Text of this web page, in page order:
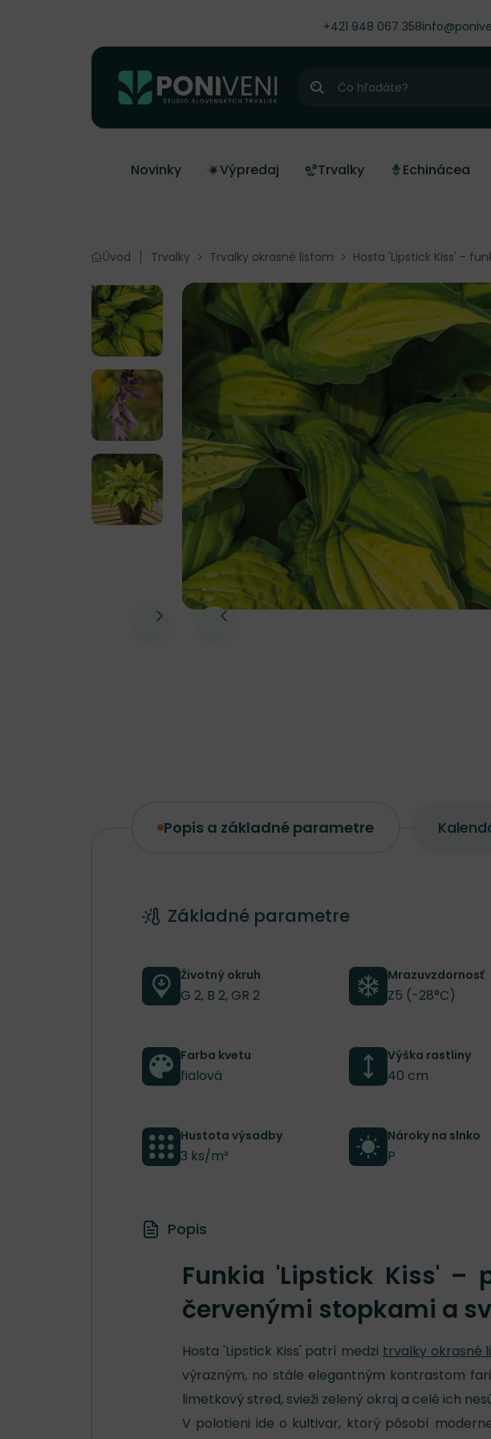
+421 948 067 358
Hľadať
Novinky Výpredaj Trvalky Echinácea
Úvod Trvalky Trvalky okrasné listom Hosta 'Lipstick Kiss' -
Popis a základné parametre
Popis a základné parametre
Základné parametre
Životný okruh
G 2, B 2, GR 2
Mrazuvzdornosť
Z5 (-28°C)
Farba kvetu
fialová
Výška rastliny
40 cm
Hustota výsadby
3 ks/m²
Nároky na slnko
P
Popis
Funkia 'Lipstick Kiss' –
červenými stopkami a
Hosta 'Lipstick Kiss' patrí medzi trvalky okrasné
výrazným, no stále elegantným kontrastom
limetkový stred, svieži zelený okraj a celé ich
V polotieni ide o kultivar, ktorý pôsobí